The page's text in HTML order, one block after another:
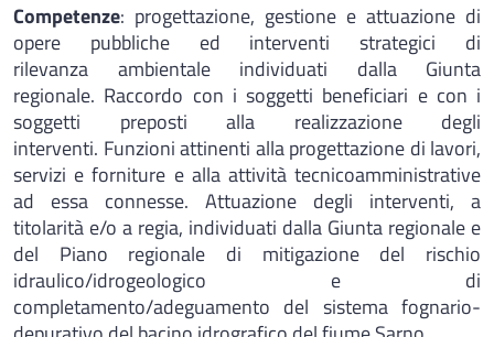
Competenze: progettazione, gestione e attuazione di
opere pubbliche ed interventi strategici di
rilevanza ambientale individuati dalla Giunta
regionale. Raccordo con i soggetti beneficiari e con i
soggetti preposti alla realizzazione degli
interventi. Funzioni attinenti alla progettazione di lavori,
servizi e forniture e alla attività tecnicoamministrative
ad essa connesse. Attuazione degli interventi, a
titolarità e/o a regia, individuati dalla Giunta regionale e
del Piano regionale di mitigazione del rischio
idraulico/idrogeologico e di
completamento/adeguamento del sistema fognario-